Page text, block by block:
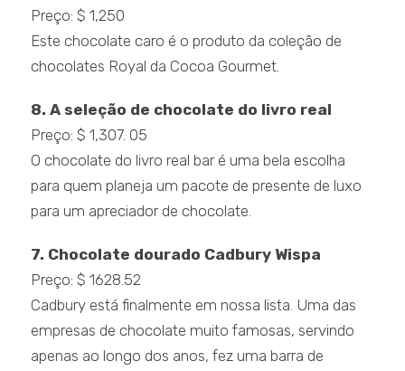
Preço: $ 1,250
Este chocolate caro é o produto da coleção de
chocolates Royal da Cocoa Gourmet.
8. A seleção de chocolate do livro real
Preço: $ 1,307. 05
O chocolate do livro real bar é uma bela escolha
para quem planeja um pacote de presente de luxo
para um apreciador de chocolate.
7. Chocolate dourado Cadbury Wispa
Preço: $ 1628.52
Cadbury está finalmente em nossa lista. Uma das
empresas de chocolate muito famosas, servindo
apenas ao longo dos anos, fez uma barra de